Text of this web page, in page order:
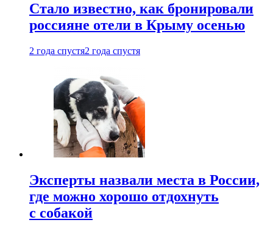
Стало известно, как бронировали
россияне отели в Крыму осенью
2 года спустя2 года спустя
Эксперты назвали места в России,
где можно хорошо отдохнуть
с собакой